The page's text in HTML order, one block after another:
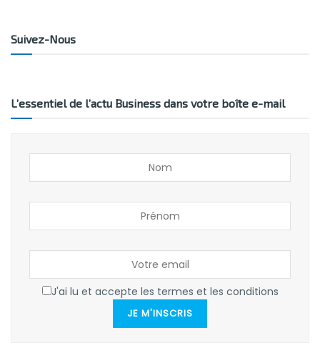
Suivez-Nous
L’essentiel de l’actu Business dans votre boîte e-mail
J'ai lu et accepte les termes et les conditions
JE M'INSCRIS